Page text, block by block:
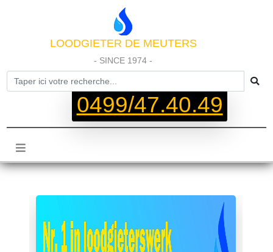
LOODGIETER DE MEUTERS
- SINCE 1974 -
0499/47.40.49